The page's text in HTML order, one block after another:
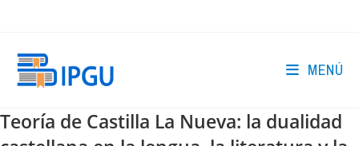
MENÚ
Teoría de Castilla La Nueva: la dualidad